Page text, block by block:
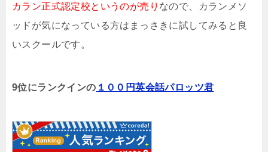
カラン正式認定校というのが売り なので、カランメソ
ッドが気になっている方はまっさきに試してみると良
いスクールです。
9位にランクインの １００円英会話パロッツ君